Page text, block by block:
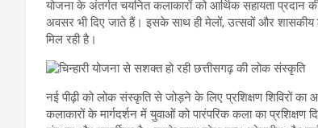
योजना के अंतर्गत चयनित कलाकारों को आर्थिक सहायता प्रदान
अवसर भी दिए जाते हैं। इसके साथ ही मेलों, उत्सवों और शासकीय
मिल रही है।
नई पीढ़ी को लोक संस्कृति से जोड़ने के लिए प्रशिक्षण शिविरों का
कलाकारों के मार्गदर्शन में युवाओं को पारंपरिक कला का प्रशिक्षण